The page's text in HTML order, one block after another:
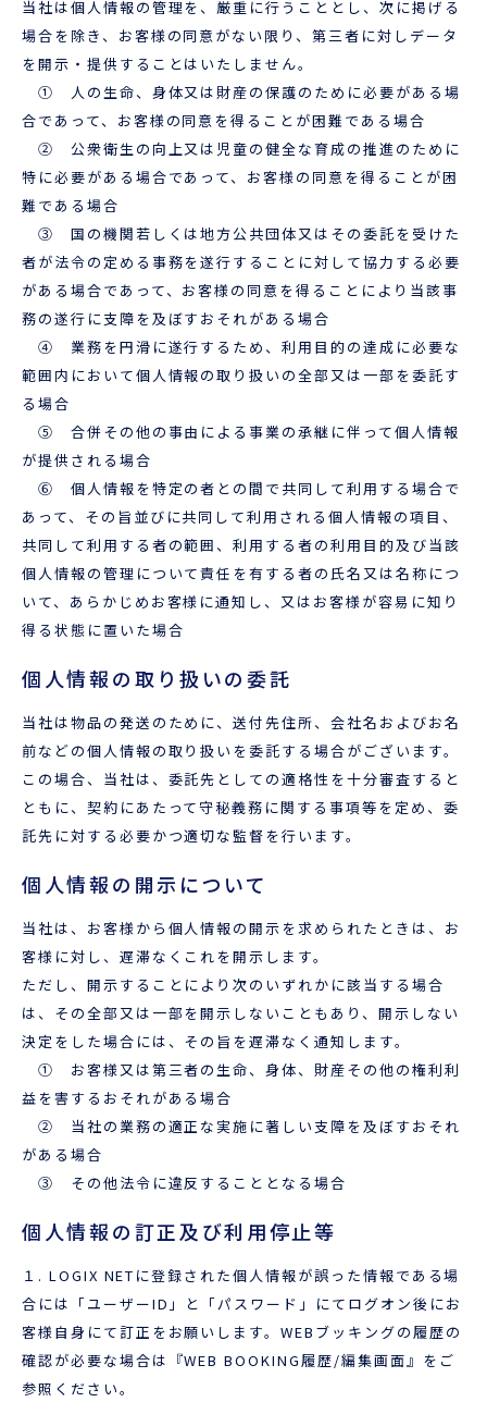
当社は個人情報の管理を、厳重に行うこととし、次に掲げる
場合を除き、お客様の同意がない限り、第三者に対しデータ
を開示・提供することはいたしません。
① 人の生命、身体又は財産の保護のために必要がある場
合であって、お客様の同意を得ることが困難である場合
② 公衆衛生の向上又は児童の健全な育成の推進のために
特に必要がある場合であって、お客様の同意を得ることが困
難である場合
③ 国の機関若しくは地方公共団体又はその委託を受けた
者が法令の定める事務を遂行することに対して協力する必要
がある場合であって、お客様の同意を得ることにより当該事
務の遂行に支障を及ぼすおそれがある場合
④ 業務を円滑に遂行するため、利用目的の達成に必要な
範囲内において個人情報の取り扱いの全部又は一部を委託す
る場合
⑤ 合併その他の事由による事業の承継に伴って個人情報
が提供される場合
⑥ 個人情報を特定の者との間で共同して利用する場合で
あって、その旨並びに共同して利用される個人情報の項目、
共同して利用する者の範囲、利用する者の利用目的及び当該
個人情報の管理について責任を有する者の氏名又は名称につ
いて、あらかじめお客様に通知し、又はお客様が容易に知り
得る状態に置いた場合
個人情報の取り扱いの委託
当社は物品の発送のために、送付先住所、会社名およびお名
前などの個人情報の取り扱いを委託する場合がございます。
この場合、当社は、委託先としての適格性を十分審査すると
ともに、契約にあたって守秘義務に関する事項等を定め、委
託先に対する必要かつ適切な監督を行います。
個人情報の開示について
当社は、お客様から個人情報の開示を求められたときは、お
客様に対し、遅滞なくこれを開示します。
ただし、開示することにより次のいずれかに該当する場合
は、その全部又は一部を開示しないこともあり、開示しない
決定をした場合には、その旨を遅滞なく通知します。
① お客様又は第三者の生命、身体、財産その他の権利利
益を害するおそれがある場合
② 当社の業務の適正な実施に著しい支障を及ぼすおそれ
がある場合
③ その他法令に違反することとなる場合
個人情報の訂正及び利用停止等
１. LOGIX NETに登録された個人情報が誤った情報である場
合には「ユーザーID」と「パスワード」にてログオン後にお
客様自身にて訂正をお願いします。WEBブッキングの履歴の
確認が必要な場合は『WEB BOOKING履歴/編集画面』をご
参照ください。